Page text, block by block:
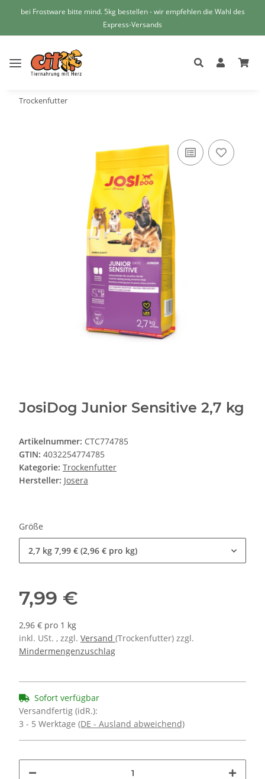
bei Frostware bitte mind. 5kg bestellen - wir empfehlen die Wahl des
Express-Versands
Trockenfutter
JosiDog Junior Sensitive 2,7 kg
Artikelnummer: CTC774785
GTIN: 4032254774785
Kategorie: Trockenfutter
Hersteller: Josera
Größe
2,7 kg 7,99 € (2,96 € pro kg)
7,99 €
2,96 € pro 1 kg
inkl. USt. , zzgl. Versand (Trockenfutter) zzgl.
Mindermengenzuschlag
Sofort verfügbar
Versandfertig (idR.):
3 - 5 Werktage (DE - Ausland abweichend)